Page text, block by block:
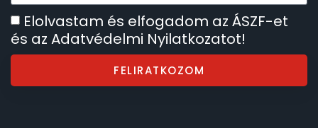
Elolvastam és elfogadom az ÁSZF-et
és az Adatvédelmi Nyilatkozatot!
FELIRATKOZOM